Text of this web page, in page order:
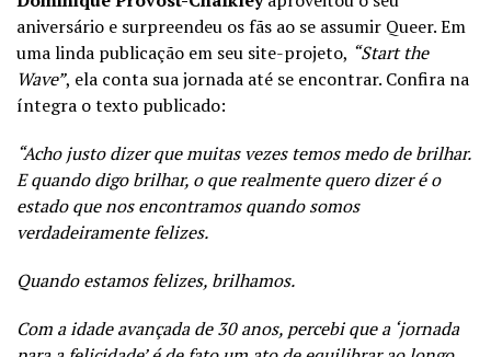
aniversário e surpreendeu os fãs ao se assumir Queer. Em
uma linda publicação em seu site-projeto, “Start the
Wave”, ela conta sua jornada até se encontrar. Confira na
íntegra o texto publicado:
“Acho justo dizer que muitas vezes temos medo de brilhar.
E quando digo brilhar, o que realmente quero dizer é o
estado que nos encontramos quando somos
verdadeiramente felizes.
Quando estamos felizes, brilhamos.
Com a idade avançada de 30 anos, percebi que a ‘jornada